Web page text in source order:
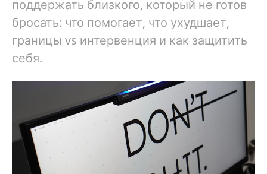
поддержать близкого, который не готов
бросать: что помогает, что ухудшает,
границы vs интервенция и как защитить
себя.